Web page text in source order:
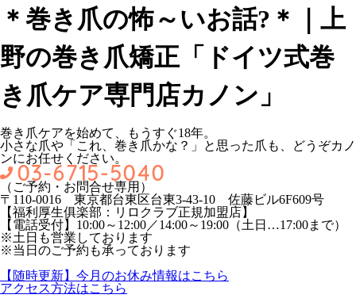
＊巻き爪の怖～いお話?＊｜上
野の巻き爪矯正「ドイツ式巻
き爪ケア専門店カノン」
巻き爪ケアを始めて、もうすぐ18年。
小さな爪や「これ、巻き爪かな？」と思った爪も、どうぞカノ
ンにお任せください。
（ご予約・お問合せ専用）
〒110-0016 東京都台東区台東3-43-10 佐藤ビル6F609号
【福利厚生俱楽部：リロクラブ正規加盟店】
【電話受付】10:00～12:00／14:00～19:00（土日…17:00まで）
※土日も営業しております
※当日のご予約も承っております
【随時更新】今月のお休み情報はこちら
アクセス方法はこちら